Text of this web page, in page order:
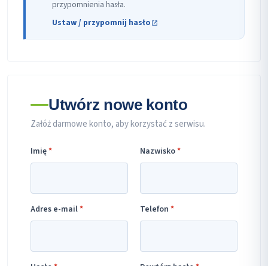
przypomnienia hasła.
Ustaw / przypomnij hasło
Utwórz nowe konto
Załóż darmowe konto, aby korzystać z serwisu.
Imię* Nazwisko*
Adres e-mail* Telefon *